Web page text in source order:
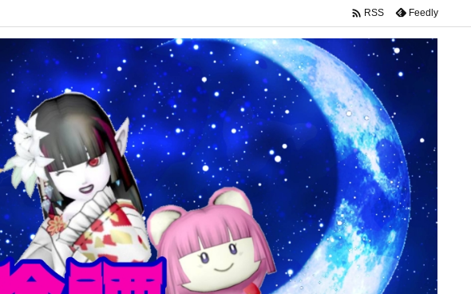
 RSS Feedly